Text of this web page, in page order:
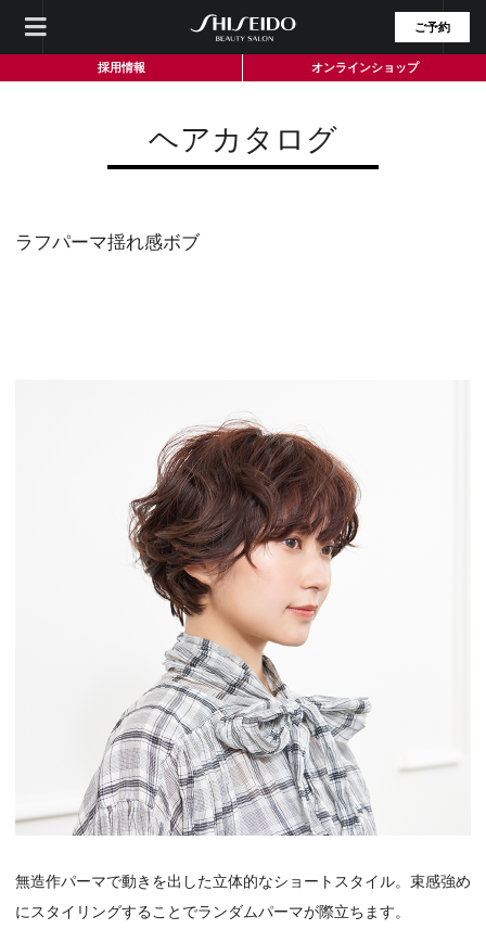
ご予約
採用情報 オンラインショップ
ヘアカタログ
ラフパーマ揺れ感ボブ
無造作パーマで動きを出した立体的なショートスタイル。束感強め
にスタイリングすることでランダムパーマが際立ちます。